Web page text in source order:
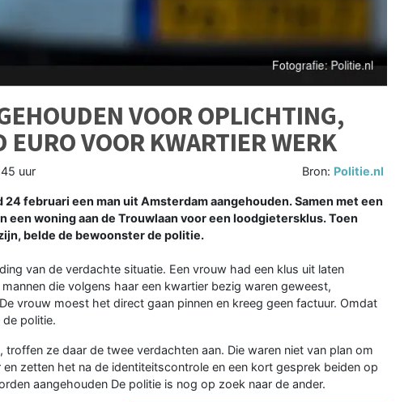
VOOR OPLICHTING,
EURO VOOR KWARTIER WERK
uur Bron: Politie.nl
24 februari een man uit Amsterdam aangehouden. Samen met een
een woning aan de Trouwlaan voor een loodgietersklus. Toen
belde de bewoonster de politie.
van de verdachte situatie. Een vrouw had een klus uit laten
die volgens haar een kwartier bezig waren geweest,
vrouw moest het direct gaan pinnen en kreeg geen factuur. Omdat
politie.
ze daar de twee verdachten aan. Die waren niet van plan om
zetten het na de identiteitscontrole en een kort gesprek beiden op
aangehouden De politie is nog op zoek naar de ander.